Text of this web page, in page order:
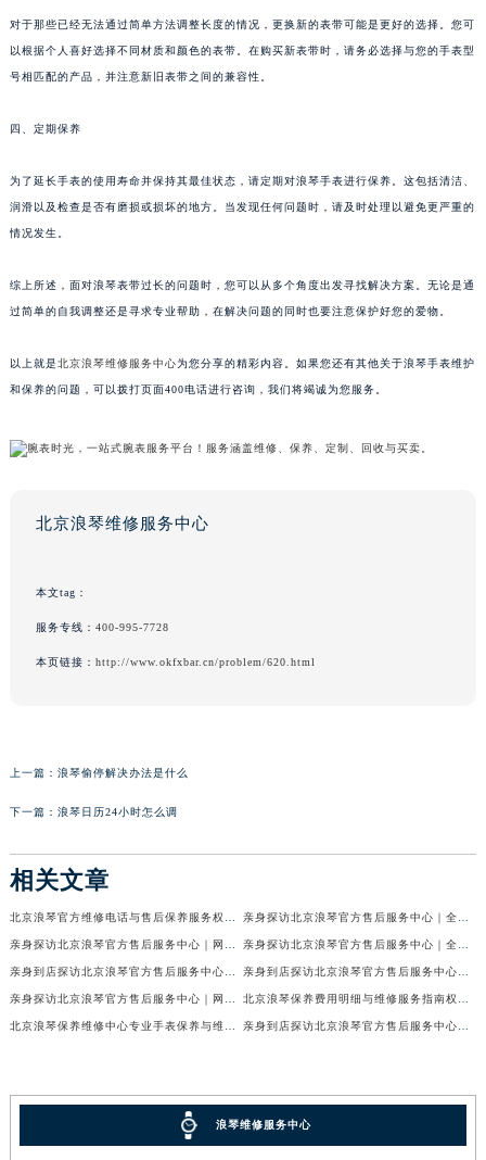
对于那些已经无法通过简单方法调整长度的情况，更换新的表带可能是更好的选择。您可
以根据个人喜好选择不同材质和颜色的表带。在购买新表带时，请务必选择与您的手表型
号相匹配的产品，并注意新旧表带之间的兼容性。
四、定期保养
为了延长手表的使用寿命并保持其最佳状态，请定期对浪琴手表进行保养。这包括清洁、
润滑以及检查是否有磨损或损坏的地方。当发现任何问题时，请及时处理以避免更严重的
情况发生。
综上所述，面对浪琴表带过长的问题时，您可以从多个角度出发寻找解决方案。无论是通
过简单的自我调整还是寻求专业帮助，在解决问题的同时也要注意保护好您的爱物。
以上就是北京浪琴维修服务中心为您分享的精彩内容。如果您还有其他关于浪琴手表维护
和保养的问题，可以拨打页面400电话进行咨询，我们将竭诚为您服务。
北京浪琴维修服务中心
本文tag：
服务专线： 400-995-7728
本页链接： http://www.okfxbar.cn/problem/620.html
上一篇： 浪琴偷停解决办法是什么
下一篇： 浪琴日历24小时怎么调
相关文章
浪琴维修服务中心